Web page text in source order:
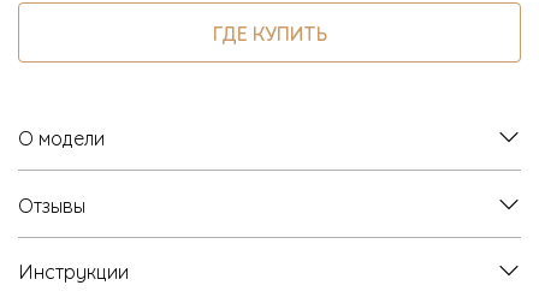
ГДЕ КУПИТЬ
О модели
Отзывы
Инструкции